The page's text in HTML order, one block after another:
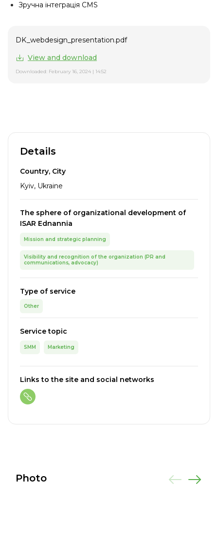
Зручна інтеграція CMS
DK_webdesign_presentation.pdf
View and download
Downloaded: February 16, 2024 | 14:52
Details
Country, City
Kyiv, Ukraine
The sphere of organizational development of
ISAR Ednannia
Mission and strategic planning
Visibility and recognition of the organization (PR and
communications, advocacy)
Type of service
Other
Service topic
SMM Marketing
Links to the site and social networks
Photo